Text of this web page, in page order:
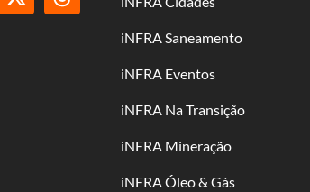
iNFRA Saneamento
iNFRA Eventos
iNFRA Na Transição
iNFRA Mineração
iNFRA Óleo & Gás